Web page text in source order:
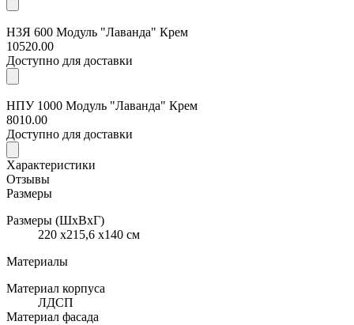
Н3Я 600 Модуль "Лаванда" Крем
10520.00
Доступно для доставки
НПУ 1000 Модуль "Лаванда" Крем
8010.00
Доступно для доставки
Характеристики
Отзывы
Размеры
Размеры (ШхВхГ)
220 x215,6 x140 см
Материалы
Материал корпуса
ЛДСП
Материал фасада